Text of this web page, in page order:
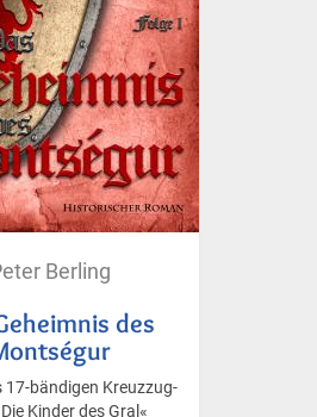
Berling
des
17-bändigen Kreuzzug-
Kinder des Gral«